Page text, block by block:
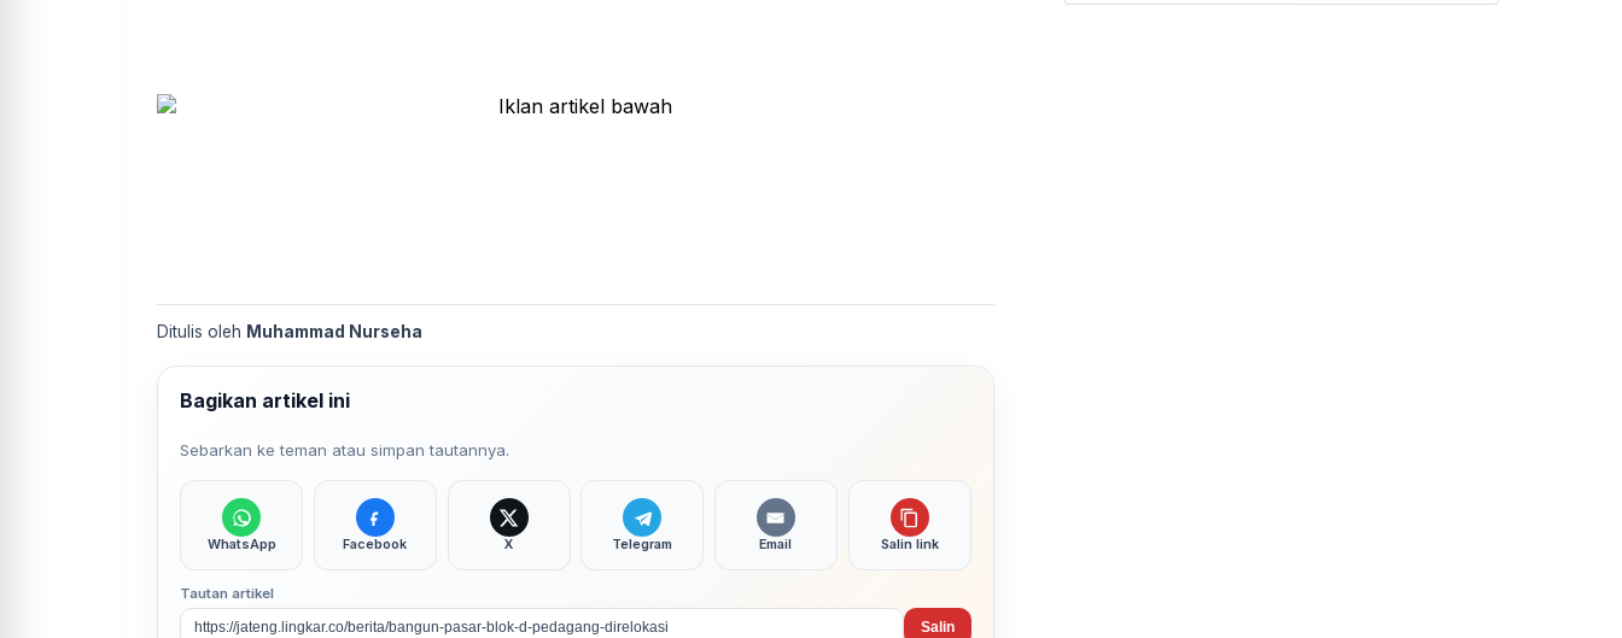
Ditulis oleh Muhammad Nurseha
Bagikan artikel ini
Sebarkan ke teman atau simpan tautannya.
WhatsApp Facebook X Telegram Email Salin link
Tautan artikel
Salin